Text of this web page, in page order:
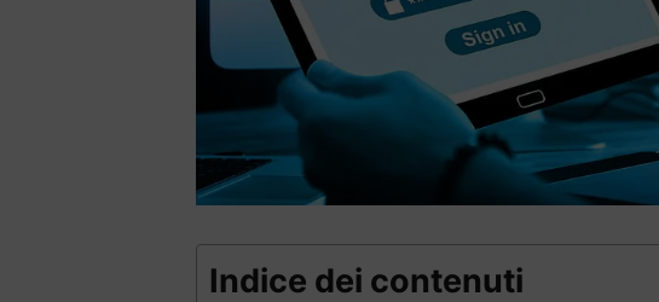
Indice dei contenuti